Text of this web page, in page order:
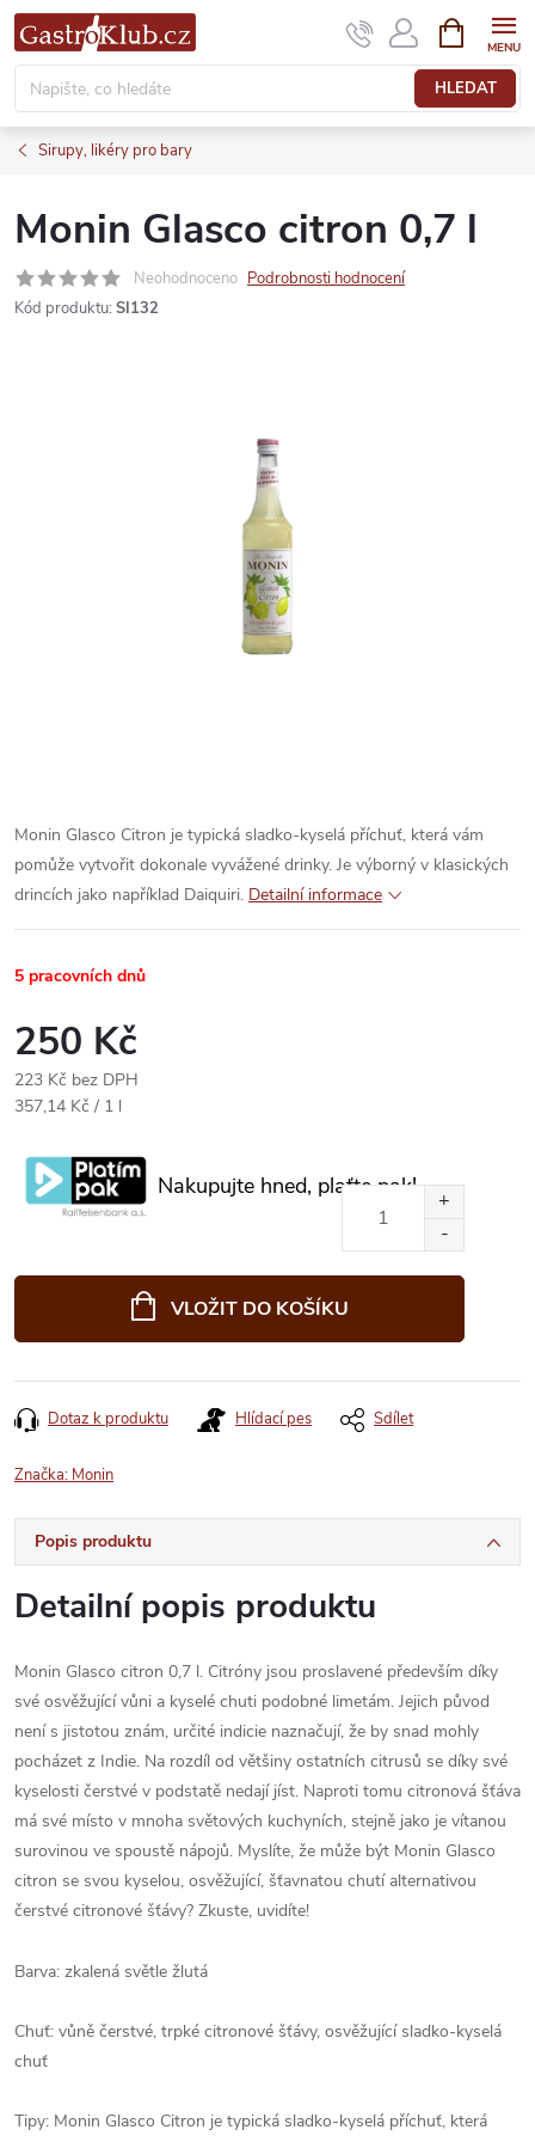
Přejít
na
obsah
HLEDAT
NÁKUPNÍ
KOŠÍK
Sirupy, likéry pro bary
Monin Glasco citron 0,7 l
Neohodnoceno Podrobnosti hodnocení
Kód produktu: SI132
Monin Glasco Citron je typická sladko-kyselá příchuť, která vám
pomůže vytvořit dokonale vyvážené drinky. Je výborný v klasických
drincích jako například Daiquiri. Detailní informace
5 pracovních dnů
250 Kč
223 Kč bez DPH
Měrná
357,14 Kč / 1 l
Nakupujte hned, plaťte pak!
VLOŽIT DO KOŠÍKU
Dotaz k produktu Hlídací pes Sdílet
Značka: Monin
Popis produktu
Detailní popis produktu
Monin Glasco citron 0,7 l. Citróny jsou proslavené především díky
své osvěžující vůni a kyselé chuti podobné limetám. Jejich původ
není s jistotou znám, určité indicie naznačují, že by snad mohly
pocházet z Indie. Na rozdíl od většiny ostatních citrusů se díky své
kyselosti čerstvé v podstatě nedají jíst. Naproti tomu citronová šťáva
má své místo v mnoha světových kuchyních, stejně jako je vítanou
surovinou ve spoustě nápojů. Myslíte, že může být Monin Glasco
citron se svou kyselou, osvěžující, šťavnatou chutí alternativou
čerstvé citronové šťávy? Zkuste, uvidíte!
Barva: zkalená světle žlutá
Chuť: vůně čerstvé, trpké citronové šťávy, osvěžující sladko-kyselá
chuť
Tipy: Monin Glasco Citron je typická sladko-kyselá příchuť, která